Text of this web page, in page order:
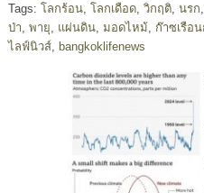
Tags: โลกร้อน, โลกเดือด, วิกฤติ, นรก
ป่า พายุ แผ่นดิน, มอดไหม้ ก๊าซเรือ
ไลฟ์นิวส์, bangkoklifenews